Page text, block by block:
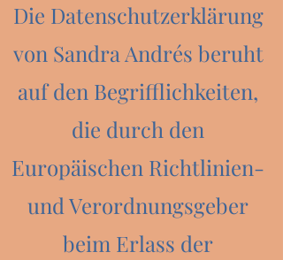
Die Datenschutzerklärung
von Sandra Andrés beruht
auf den Begrifflichkeiten,
die durch den
Europäischen Richtlinien-
und Verordnungsgeber
beim Erlass der